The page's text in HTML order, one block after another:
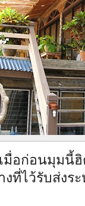
มื่อก่อนมุมนี้
ไว้รับส่งระ